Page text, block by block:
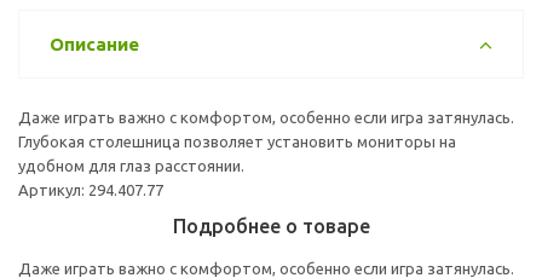
Описание
Даже играть важно с комфортом, особенно если игра затянулась.
Глубокая столешница позволяет установить мониторы на
удобном для глаз расстоянии.
Артикул: 294.407.77
Подробнее о товаре
Даже играть важно с комфортом, особенно если игра затянулась.